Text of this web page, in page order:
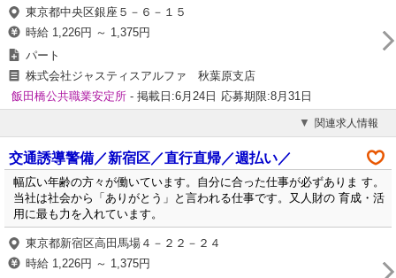
東京都中央区銀座５－６－１５
時給 1,226円 ～ 1,375円
パート
株式会社ジャスティスアルファ 秋葉原支店
飯田橋公共職業安定所 - 掲載日:6月24日 応募期限:8月31日
関連求人情報
交通誘導警備／新宿区／直行直帰／週払い／
幅広い年齢の方々が働いています。自分に合った仕事が必ずありま す。
当社は社会から「ありがとう」と言われる仕事です。又人財の 育成・活
用に最も力を入れています。
東京都新宿区高田馬場４－２２－２４
時給 1,226円 ～ 1,375円